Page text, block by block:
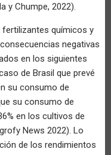
y Chumpe, 2022).
químicos y
negativas
en los siguientes
de Brasil que prevé
su consumo de
su consumo de
en los cultivos de
News 2022). Lo
de los rendimientos